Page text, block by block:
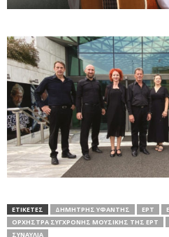
ΕΤΙΚΕΤΕΣ ΔΗΜΉΤΡΗΣ ΥΦΑΝΤΉΣ ΕΡΤ
ΟΡΧΉΣΤΡΑ ΣΎΓΧΡΟΝΗΣ ΜΟΥΣΙΚΉΣ ΤΗΣ ΕΡΤ
ΣΥΝΑΥΛΙΑ